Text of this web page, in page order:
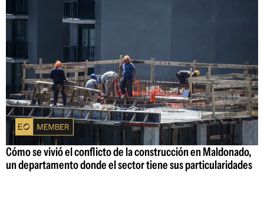
Cómo se vivió el conflicto de la construcción en Maldonado,
un departamento donde el sector tiene sus particularidades